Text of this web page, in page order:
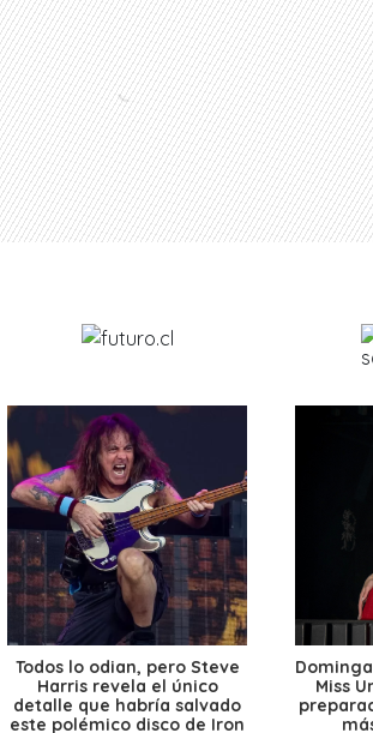
Todos lo odian, pero Steve
Harris revela el único
detalle que habría salvado
este polémico disco de Iron
Miss